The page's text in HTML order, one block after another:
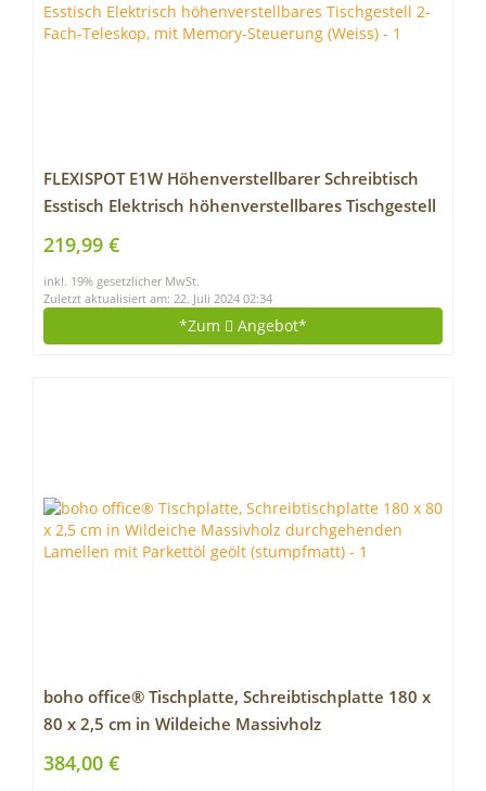
FLEXISPOT E1W Höhenverstellbarer Schreibtisch
Esstisch Elektrisch höhenverstellbares Tischgestell
2-Fach-Teleskop, mit Memory-Steuerung (Weiss)
219,99 €
inkl. 19% gesetzlicher MwSt.
Zuletzt aktualisiert am: 22. Juli 2024 02:34
*Zum Angebot*
boho office® Tischplatte, Schreibtischplatte 180 x
80 x 2,5 cm in Wildeiche Massivholz
durchgehenden Lamellen mit Parkettöl geölt
(stumpfmatt)
384,00 €